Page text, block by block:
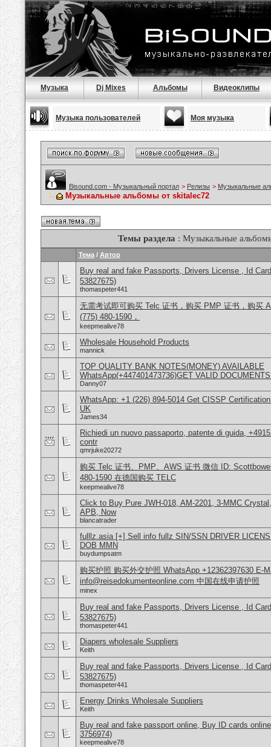
Музыка Dj Mixes Альбомы Видеоклипы
Музыка пользователей Моя музыка
Bisound.com - Музыкальный портал > Релизы > Музыкальные
Музыкальные альбомы от skitalec72
Темы раздела : Музыкальные
Тема / Автор
Buy real and fake Passports, Drivers License , Id
53827675)
thomaspeter441
无需考试即可购买 Telc 证书，购买 PMP 证书，购买
(775) 480-1590，
keepmealive78
Wholesale Household Products
mannick
TOP QUALITY BANK NOTES(MONEY) AVAILABLE
WhatsApp(+447401473736)GET VALID
Danny07
WhatsApp: +1 (226) 894-5014​ Get CISSP
UK
James34
Richiedi un nuovo passaporto, patente di guida,
contr
qmrjuke20272
购买 Telc 证书、PMP、AWS 证书 微信 ID:
480-1590 在德国购买 TELC
keepmealive78
Click to Buy Pure JWH-018, AM-2201, 3-MMC
APB, Now
blancatrader
fulllz.asia [+] Sell info fullz SIN/SSN DRIVER
DOB MMN
buydumpsatm
购买护照 购买外交护照 WhatsApp +12362397630 E-
info@reisedokumenteonline.com 中国在线申请护照
minex
Buy real and fake Passports, Drivers License , Id
53827675)
thomaspeter441
Diapers wholesale Suppliers
Keith
Buy real and fake Passports, Drivers License , Id
53827675)
thomaspeter441
Energy Drinks Wholesale Suppliers
Keith
Buy real and fake passport online, Buy ID cards
3756974)
keepmealive78